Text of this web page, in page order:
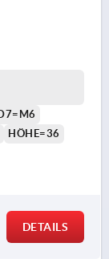
HÖHE=36
DETAILS